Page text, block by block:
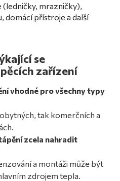
mrazničky),
domácí přístroje a další
se
zařízení
vhodné pro všechny typy
tak komerčních a
zcela nahradit
a montáži může být
zdrojem tepla.